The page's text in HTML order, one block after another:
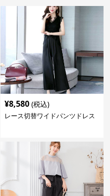
¥8,580 (税込)
レース切替ワイドパンツドレス